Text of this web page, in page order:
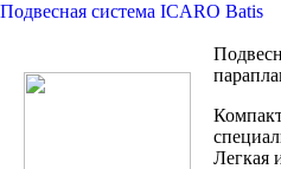
Подвесная система ICARO Batis
Легкая